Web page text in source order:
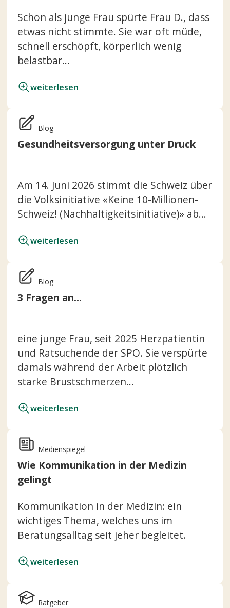
Schon als junge Frau spürte Frau D., dass
etwas nicht stimmte. Sie war oft müde,
schnell erschöpft, körperlich wenig
belastbar...
weiterlesen
Blog
Gesundheitsversorgung unter Druck
Am 14. Juni 2026 stimmt die Schweiz über
die Volksinitiative «Keine 10-Millionen-
Schweiz! (Nachhaltigkeitsinitiative)» ab...
weiterlesen
Blog
3 Fragen an...
eine junge Frau, seit 2025 Herzpatientin
und Ratsuchende der SPO. Sie verspürte
damals während der Arbeit plötzlich
starke Brustschmerzen...
weiterlesen
Medienspiegel
Wie Kommunikation in der Medizin
gelingt
Kommunikation in der Medizin: ein
wichtiges Thema, welches uns im
Beratungsalltag seit jeher begleitet.
weiterlesen
Ratgeber